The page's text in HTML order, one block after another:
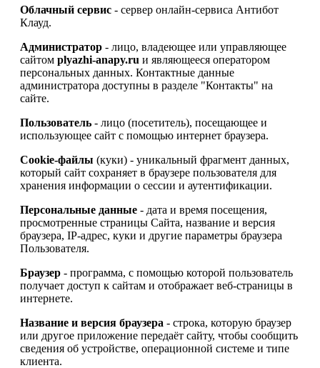
Облачный сервис - сервер онлайн-сервиса Антибот
Клауд.
Администратор - лицо, владеющее или управляющее
сайтом plyazhi-anapy.ru и являющееся оператором
персональных данных. Контактные данные
администратора доступны в разделе "Контакты" на
сайте.
Пользователь - лицо (посетитель), посещающее и
использующее сайт с помощью интернет браузера.
Cookie-файлы (куки) - уникальный фрагмент данных,
который сайт сохраняет в браузере пользователя для
хранения информации о сессии и аутентификации.
Персональные данные - дата и время посещения,
просмотренные страницы Сайта, название и версия
браузера, IP-адрес, куки и другие параметры браузера
Пользователя.
Браузер - программа, с помощью которой пользователь
получает доступ к сайтам и отображает веб-страницы в
интернете.
Название и версия браузера - строка, которую браузер
или другое приложение передаёт сайту, чтобы сообщить
сведения об устройстве, операционной системе и типе
клиента.